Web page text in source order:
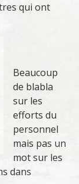
qui ont
Beaucoup
de blabla
sur les
efforts du
personnel
mais pas un
mot sur les
dans